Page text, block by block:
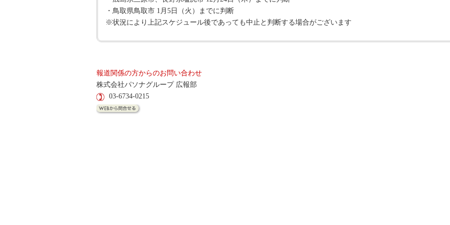
・鳥取県鳥取市 1月5日（火）までに判断
※状況により上記スケジュール後であっても中止と判断する場合がございます
報道関係の方からのお問い合わせ
株式会社パソナグループ 広報部
03-6734-0215